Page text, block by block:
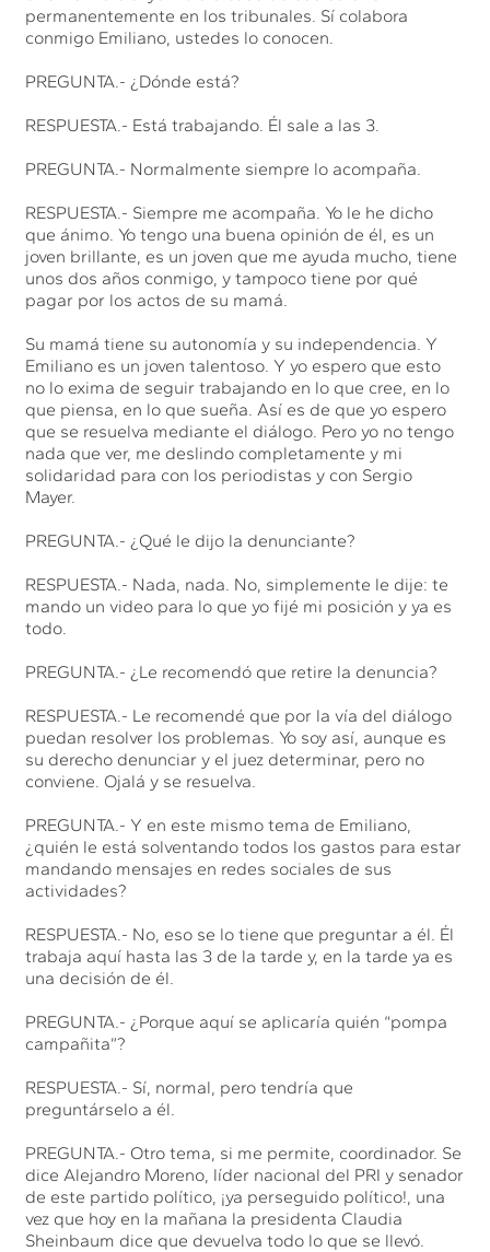
permanentemente en los tribunales. Sí colabora
conmigo Emiliano, ustedes lo conocen.
PREGUNTA.- ¿Dónde está?
RESPUESTA.- Está trabajando. Él sale a las 3.
PREGUNTA.- Normalmente siempre lo acompaña.
RESPUESTA.- Siempre me acompaña. Yo le he dicho
que ánimo. Yo tengo una buena opinión de él, es un
joven brillante, es un joven que me ayuda mucho, tiene
unos dos años conmigo, y tampoco tiene por qué
pagar por los actos de su mamá.
Su mamá tiene su autonomía y su independencia. Y
Emiliano es un joven talentoso. Y yo espero que esto
no lo exima de seguir trabajando en lo que cree, en lo
que piensa, en lo que sueña. Así es de que yo espero
que se resuelva mediante el diálogo. Pero yo no tengo
nada que ver, me deslindo completamente y mi
solidaridad para con los periodistas y con Sergio
Mayer.
PREGUNTA.- ¿Qué le dijo la denunciante?
RESPUESTA.- Nada, nada. No, simplemente le dije: te
mando un video para lo que yo fijé mi posición y ya es
todo.
PREGUNTA.- ¿Le recomendó que retire la denuncia?
RESPUESTA.- Le recomendé que por la vía del diálogo
puedan resolver los problemas. Yo soy así, aunque es
su derecho denunciar y el juez determinar, pero no
conviene. Ojalá y se resuelva.
PREGUNTA.- Y en este mismo tema de Emiliano,
¿quién le está solventando todos los gastos para estar
mandando mensajes en redes sociales de sus
actividades?
RESPUESTA.- No, eso se lo tiene que preguntar a él. Él
trabaja aquí hasta las 3 de la tarde y, en la tarde ya es
una decisión de él.
PREGUNTA.- ¿Porque aquí se aplicaría quién “pompa
campañita”?
RESPUESTA.- Sí, normal, pero tendría que
preguntárselo a él.
PREGUNTA.- Otro tema, si me permite, coordinador. Se
dice Alejandro Moreno, líder nacional del PRI y senador
de este partido político, ¡ya perseguido político!, una
vez que hoy en la mañana la presidenta Claudia
Sheinbaum dice que devuelva todo lo que se llevó.